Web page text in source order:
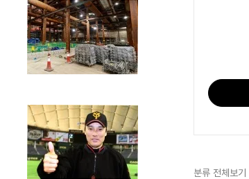
분류 전체보기